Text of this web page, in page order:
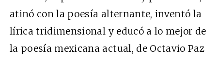
atinó con la poesía alternante, inventó la
lírica tridimensional y educó a lo mejor de
la poesía mexicana actual, de Octavio Paz